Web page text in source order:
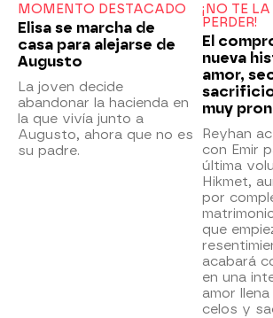
MOMENTO DESTACADO
Elisa se marcha de
casa para alejarse de
Augusto
La joven decide
abandonar la hacienda en
la que vivía junto a
Augusto, ahora que no es
su padre.
¡NO TE LA
PERDER!
El
nueva
amor,
muy
Reyhan
con Emir
última
Hikmet,
por
que
acabará
en una
amor
celos y